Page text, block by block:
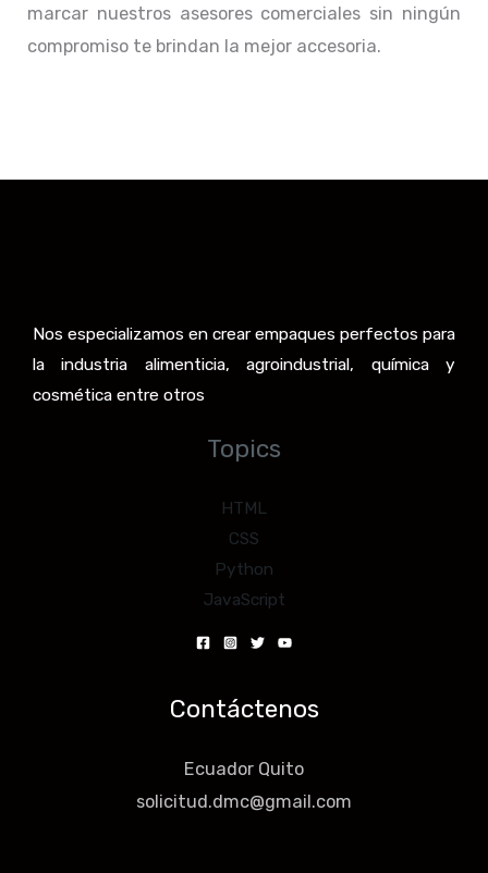
marcar nuestros asesores comerciales sin ningún
compromiso te brindan la mejor accesoria.
Nos especializamos en crear empaques perfectos para
la industria alimenticia, agroindustrial, química y
cosmética entre otros
Topics
HTML
CSS
Python
JavaScript
Contáctenos
Ecuador Quito
solicitud.dmc@gmail.com